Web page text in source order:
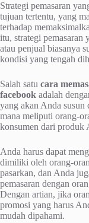
Strategi pemasaran
tujuan tertentu, yang
terhadap
itu, strategi pemasaran
atau penjual biasanya
kondisi yang tengah
Salah satu cara
facebook adalah
yang akan Anda susun
mana meliputi orang-
konsumen dari produk
Anda harus dapat
dimiliki oleh orang-
pasarkan, dan Anda
pemasaran dengan
Dengan artian, jika
promosi yang harus
mudah dipahami.